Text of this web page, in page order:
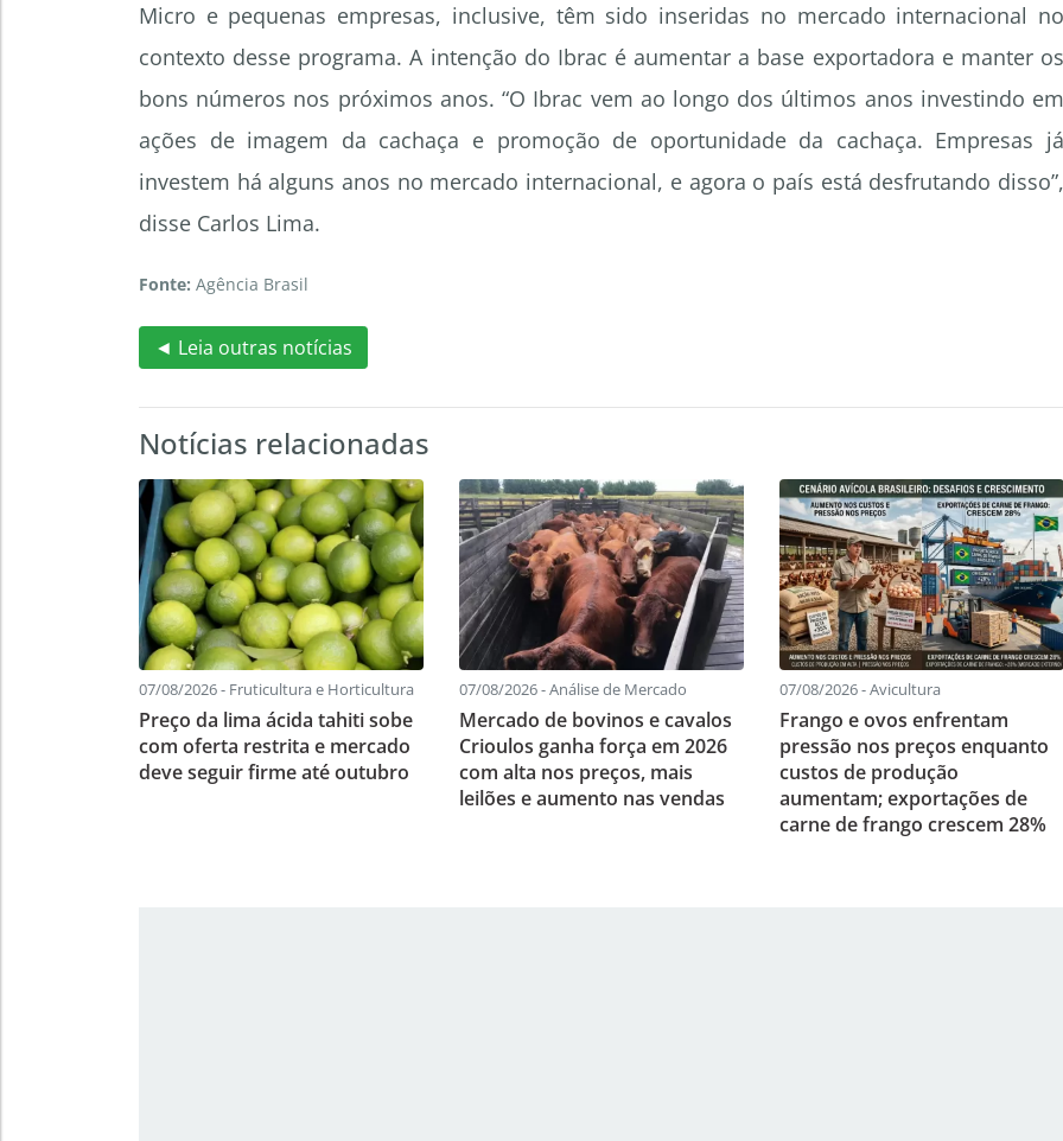
Micro e pequenas empresas, inclusive, têm sido inseridas no mercado internacional no
contexto desse programa. A intenção do Ibrac é aumentar a base exportadora e manter os
bons números nos próximos anos. “O Ibrac vem ao longo dos últimos anos investindo em
ações de imagem da cachaça e promoção de oportunidade da cachaça. Empresas já
investem há alguns anos no mercado internacional, e agora o país está desfrutando disso”,
disse Carlos Lima.
Fonte: Agência Brasil
◄ Leia outras notícias
Notícias relacionadas
07/08/2026 - Fruticultura e Horticultura
Preço da lima ácida tahiti sobe
com oferta restrita e mercado
deve seguir firme até outubro
07/08/2026 - Análise de Mercado
Mercado de bovinos e cavalos
Crioulos ganha força em 2026
com alta nos preços, mais
leilões e aumento nas vendas
07/08/2026 - Avicultura
Frango e ovos enfrentam
pressão nos preços enquanto
custos de produção
aumentam; exportações de
carne de frango crescem 28%